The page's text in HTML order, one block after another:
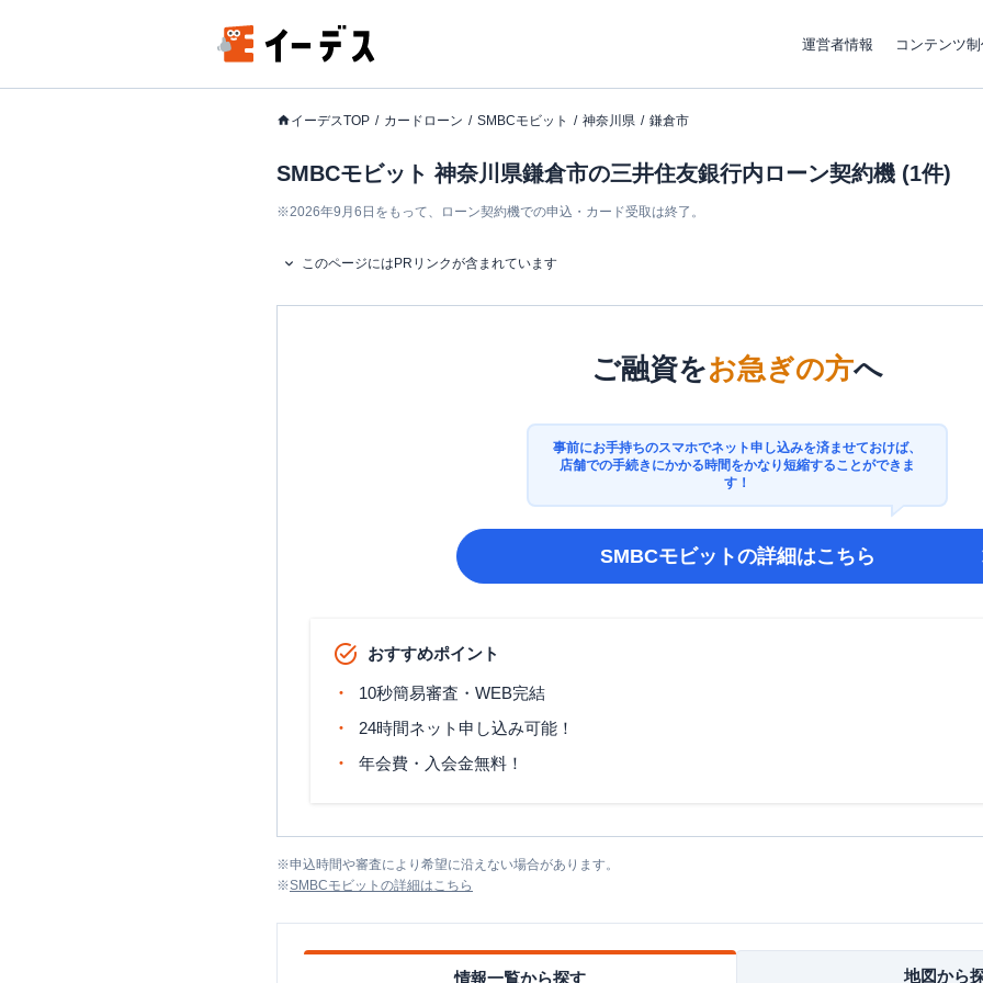
運営者情報 コンテンツ
イーデスTOP カードローン SMBCモビット 神奈川県 鎌倉市
SMBCモビット 神奈川県鎌倉市の三井住友銀行内ローン契約機 (1件)
※2026年9月6日をもって、ローン契約機での申込・カード受取は終了。
このページにはPRリンクが含まれています
ご融資をお急ぎの方へ
事前にお手持ちのスマホでネット申し込みを済ませておけば、
店舗での手続きにかかる時間をかなり短縮することができま
す！
SMBCモビットの詳細はこちら
おすすめポイント
10秒簡易審査・WEB完結
24時間ネット申し込み可能！
年会費・入会金無料！
※申込時間や審査により希望に沿えない場合があります。
※SMBCモビット の詳細はこちら
情報一覧から探す 地図から